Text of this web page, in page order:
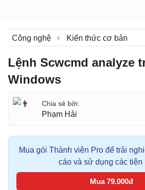
Công nghệ Kiến thức cơ bản
Lệnh Scwcmd analyze
Windows
Phạm Hải
Mua gói Thành viên Pro để trải
cáo và sử dụng các tiện
Mua 79.000đ